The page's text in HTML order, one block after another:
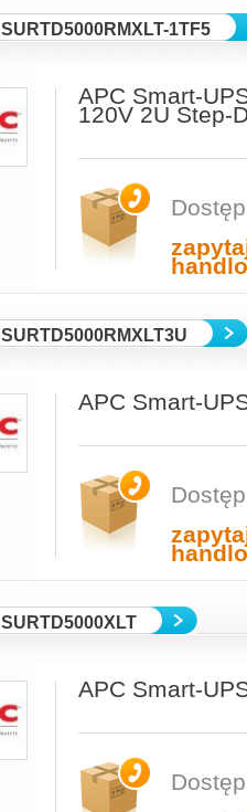
SURTD5000RMXLT-1TF5
APC Smart-
120V 2U Step-
SURTD5000RMXLT3U
APC Smart-
SURTD5000XLT
APC Smart-